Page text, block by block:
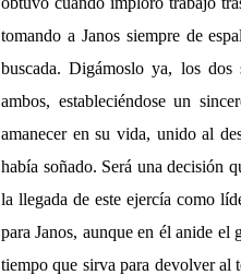
tomando a Janos siempre de
buscada. Digámoslo ya, los dos
ambos, estableciéndose un
amanecer en su vida, unido al
había soñado. Será una decisión
la llegada de este ejercía como
para Janos, aunque en él anide el
tiempo que sirva para devolver al